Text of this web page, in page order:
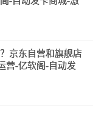
京东自营和旗舰店
营-亿软阁-自动发